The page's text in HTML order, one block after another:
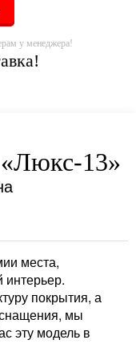
у менеджера!
13»
места,
покрытия, а
мы
эту модель в